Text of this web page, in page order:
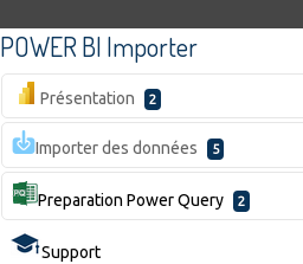
POWER BI Importer
Présentation 2
Importer des données 5
Preparation Power Query 2
Support